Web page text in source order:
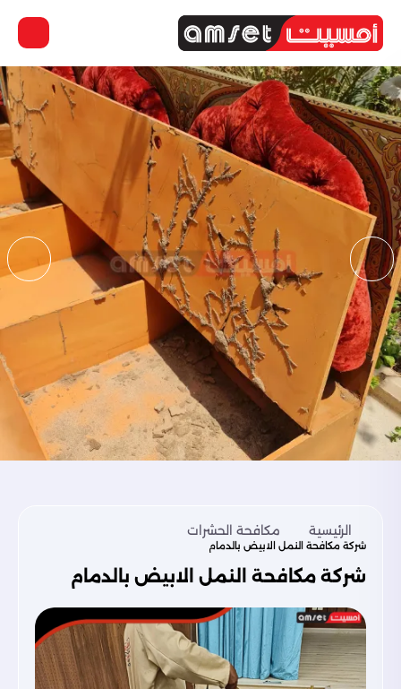
الرئيسية مكافحة الحشرات
شركة مكافحة النمل الابيض بالدمام
شركة مكافحة النمل الابيض بالدمام